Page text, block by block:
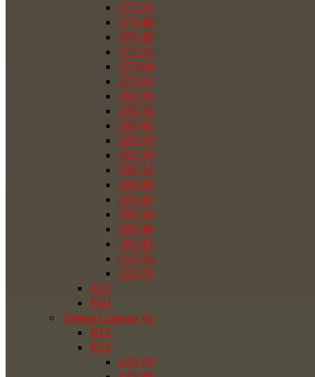
275/35
275/40
275/45
275/55
275/60
275/65
285/30
285/35
285/45
285/50
295/30
295/35
295/40
295/45
305/30
305/40
305/45
315/35
325/35
R21
R22
Зимние шины бу
R12
R13
135/70